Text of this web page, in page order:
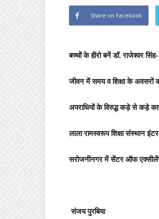
Share on Facebook
बच्चों के हीरो बनें डॉ. राजेश्वर
जीवन में समय व शिक्षा के अवसरों
अपराधियों के विरुद्ध कड़े से कड़े
लाला रामस्वरूप शिक्षा संस्थान इंटर
सरोजनीनगर में सेंटर ऑफ एक्सीलेंस
संजय पुरबिया